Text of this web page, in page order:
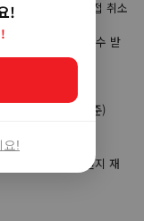
이페이지에서 직접 취소
능하며, 상품을 인수 받
지 (한국시간 기준)
기 때문에 해외 현지 재
!
요!